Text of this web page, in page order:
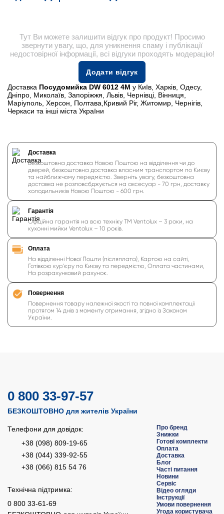
Тут Ви можете залишити відгук про продукт! Просимо
звернути увагу, що, для уникнення спаму і публікації
недостовірної інформації, всі відгуки проходять модерацію!
Додати відгук
Доставка Посудомийка DW 6012 4М у Київ, Харків, Одесу,
Дніпро, Миколаїв, Запоріжжя, Львів, Чернівці, Вінниця,
Маріуполь, Херсон, Полтава,Кривий Ріг, Житомир, Чернігів,
Черкаси та інші міста України
Доставка
Безкоштовна доставка Новою Поштою на відділення чи до
дверей, безкоштовна доставка власним транспортом по Києву
та найближчому передмістю. Зверніть увагу, безкоштовна
доставка не розповсбджується на аксесуар - 70 грн, доставку
холодильників Новою Поштою - 600 грн.
Гарантія
Офіційна гарантія на всю техніку ТМ Ventolux – 3 роки, на
кухонні мийки Ventolux – 10 років.
Оплата
На відділенні Нової Пошти (післяплата), Картою на сайті,
Готівкою кур'єру по Києву та передмістю, Оплата частинами,
На розрахунковий рахунок.
Повернення
Повернення товару належної якості та повної комплектації
протягом 14 днів з моменту отримання, згідно із Законом
України.
0 800 33-97-57
БЕЗКОШТОВНО для жителів України
Телефони для довідок:
+38 (098) 809-19-65
+38 (044) 339-92-55
+38 (066) 815 54 76
Технічна підтримка:
0 800 33-61-69
Про бренд
Знижки
Готові комплекти
Оплата
Доставка
Блог
Часті питання
Новини
Сервіс
Відео огляди
Інструкції
Умови повернення
Угода користувача